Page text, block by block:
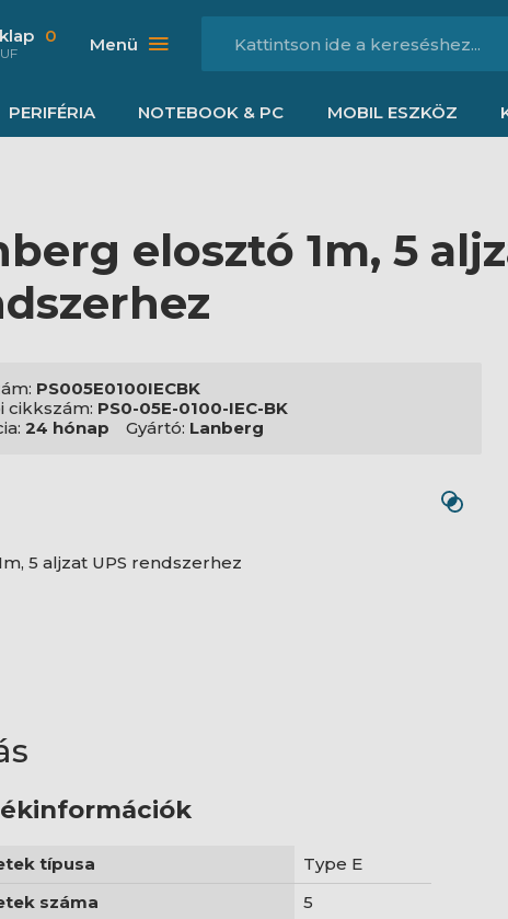
0 Menü
PERIFÉRIA NOTEBOOK & PC MOBIL ESZKÖZ
elosztó 1m, 5
PS005E0100IECBK
cikkszám: PS0-05E-0100-IEC-BK
24 hónap Gyártó: Lanberg
5 aljzat UPS rendszerhez
típusa
Type E
száma
5